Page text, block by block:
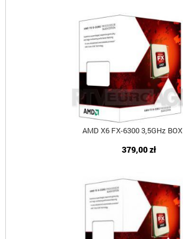
AMD X6 FX-6300 3,5GHz BOX
379,00 zł